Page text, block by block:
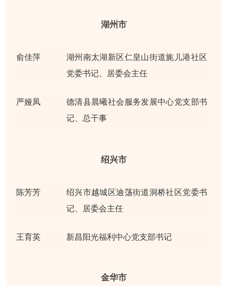
湖州市
俞佳萍
湖州南太湖新区仁皇山街道旄儿港社区
党委书记、居委会主任
严娅凤
德清县晨曦社会服务发展中心党支部书
记、总干事
绍兴市
陈芳芳
绍兴市越城区迪荡街道洞桥社区党委书
记、居委会主任
王育英 新昌阳光福利中心党支部书记
金华市